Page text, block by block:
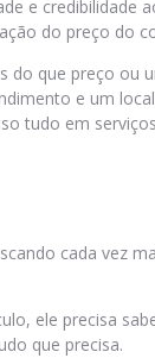
e credibilidade
do preço do
que preço ou
e um
tudo em
cada vez
ele precisa
que precisa.